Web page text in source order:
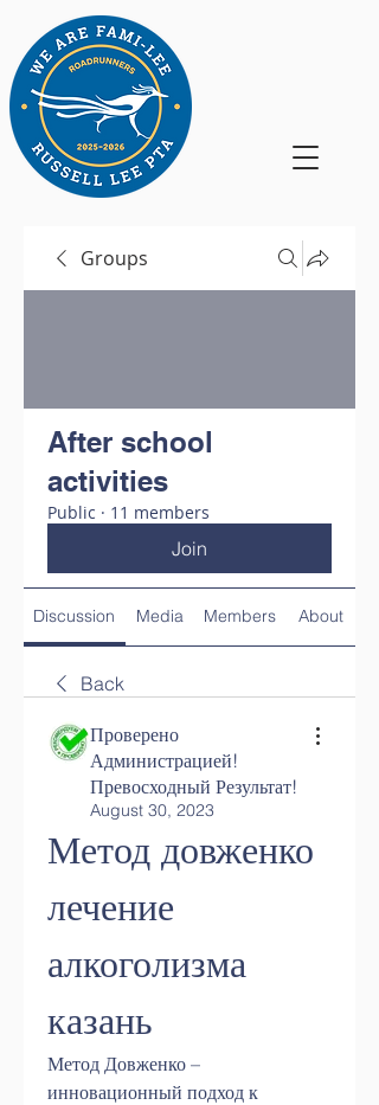
Groups
After school
activities
Public · 11 members
Join
Discussion Media Members About
Back
Проверено
Администрацией!
Превосходный Результат!
August 30, 2023
Метод довженко
лечение
алкоголизма
казань
Метод Довженко –
инновационный подход к